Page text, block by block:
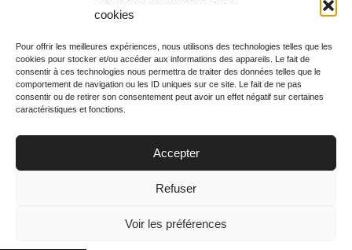
cookies
Pour offrir les meilleures expériences, nous utilisons des technologies telles que les
cookies pour stocker et/ou accéder aux informations des appareils. Le fait de
consentir à ces technologies nous permettra de traiter des données telles que le
comportement de navigation ou les ID uniques sur ce site. Le fait de ne pas
consentir ou de retirer son consentement peut avoir un effet négatif sur certaines
caractéristiques et fonctions.
Accepter
Refuser
Voir les préférences
du mardi 06 novembre
Rechercher votre
programme
Votre soirée :